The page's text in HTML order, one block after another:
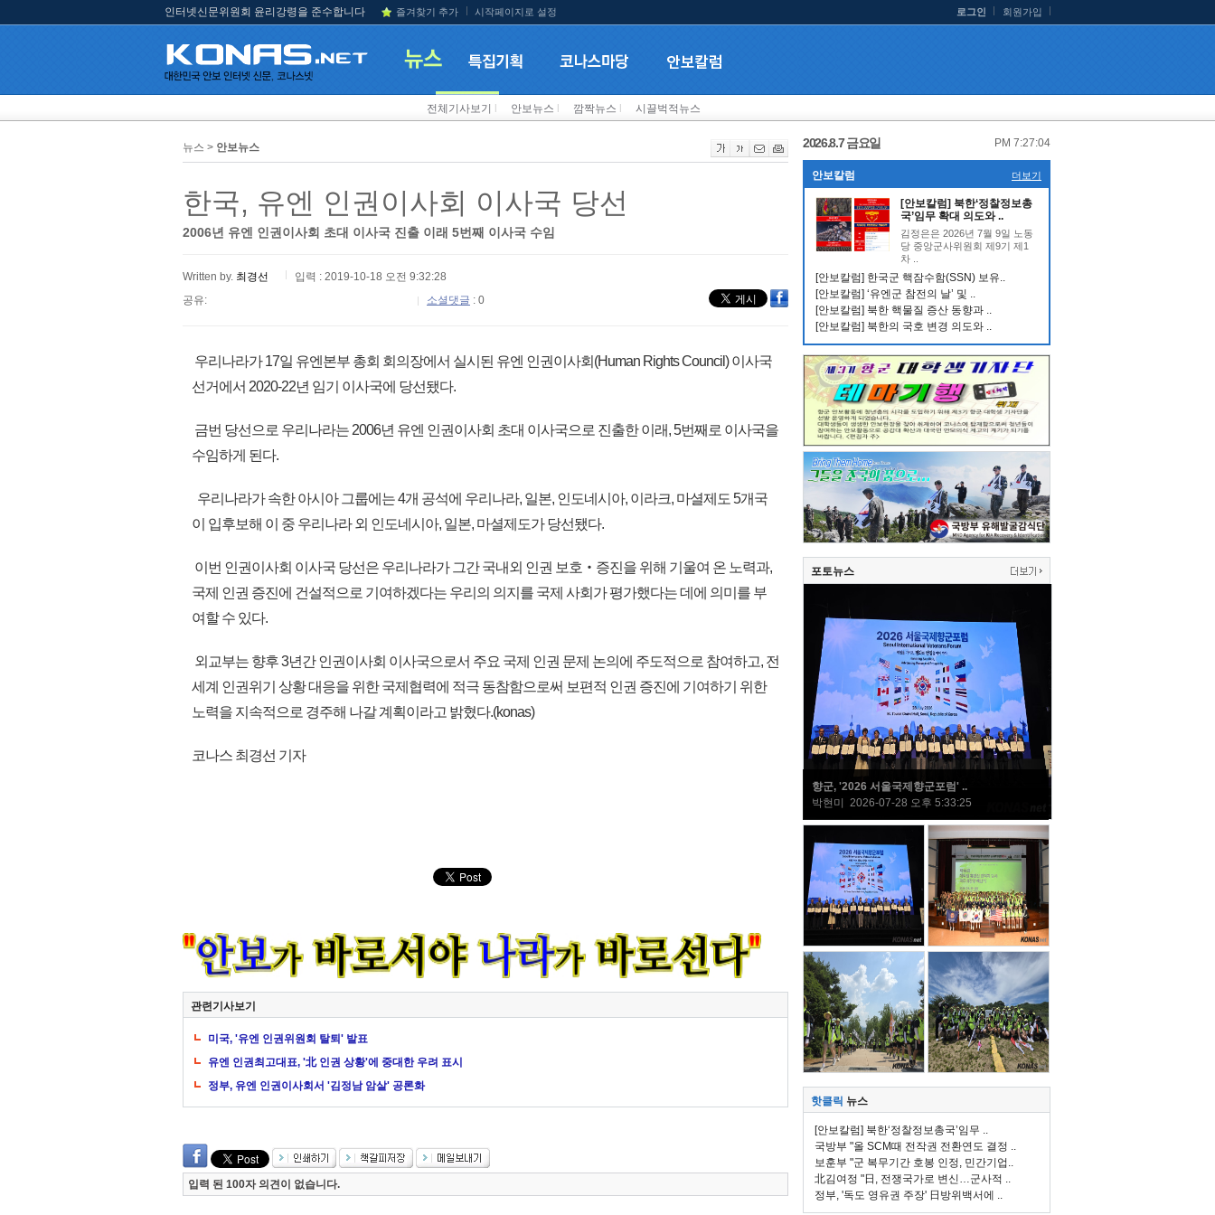
인터넷신문위원회 윤리강령을 준수합니다 즐겨찾기 추가 시작페이지로 설정 로그인 회원가입
전체기사보기 안보뉴스 깜짝뉴스 시끌벅적뉴스
뉴스 > 안보뉴스
한국, 유엔 인권이사회 이사국 당선
2006년 유엔 인권이사회 초대 이사국 진출 이래 5번째 이사국 수임
Written by. 최경선
입력 : 2019-10-18 오전 9:32:28
공유:
소셜댓글 : 0
우리나라가 17일 유엔본부 총회 회의장에서 실시된 유엔 인권이사회(Human Rights Council) 이사국
선거에서 2020-22년 임기 이사국에 당선됐다.
금번 당선으로 우리나라는 2006년 유엔 인권이사회 초대 이사국으로 진출한 이래, 5번째로 이사국을
수임하게 된다.
우리나라가 속한 아시아 그룹에는 4개 공석에 우리나라, 일본, 인도네시아, 이라크, 마셜제도 5개국
이 입후보해 이 중 우리나라 외 인도네시아, 일본, 마셜제도가 당선됐다.
이번 인권이사회 이사국 당선은 우리나라가 그간 국내외 인권 보호‧증진을 위해 기울여 온 노력과,
국제 인권 증진에 건설적으로 기여하겠다는 우리의 의지를 국제 사회가 평가했다는 데에 의미를 부
여할 수 있다.
외교부는 향후 3년간 인권이사회 이사국으로서 주요 국제 인권 문제 논의에 주도적으로 참여하고, 전
세계 인권위기 상황 대응을 위한 국제협력에 적극 동참함으로써 보편적 인권 증진에 기여하기 위한
노력을 지속적으로 경주해 나갈 계획이라고 밝혔다.(konas)
코나스 최경선 기자
관련기사보기
미국, '유엔 인권위원회 탈퇴' 발표
유엔 인권최고대표, '北 인권 상황'에 중대한 우려 표시
정부, 유엔 인권이사회서 '김정남 암살' 공론화
입력 된 100자 의견이 없습니다.
2026.8.7 금요일 PM 7:27:04
안보칼럼 더보기
[안보칼럼] 북한‘정찰정보총
국’임무 확대 의도와 ..
김정은은 2026년 7월 9일 노동
당 중앙군사위원회 제9기 제1
차 ..
[안보칼럼] 한국군 핵잠수함(SSN) 보유..
[안보칼럼] ‘유엔군 참전의 날’ 및 ..
[안보칼럼] 북한 핵물질 증산 동향과 ..
[안보칼럼] 북한의 국호 변경 의도와 ..
포토뉴스
향군, '2026 서울국제향군포럼' ..
박현미 2026-07-28 오후 5:33:25
핫클릭 뉴스
[안보칼럼] 북한‘정찰정보총국’임무 ..
국방부 "올 SCM때 전작권 전환연도 결정 ..
보훈부 "군 복무기간 호봉 인정, 민간기업..
北김여정 "日, 전쟁국가로 변신…군사적 ..
정부, '독도 영유권 주장' 日방위백서에 ..